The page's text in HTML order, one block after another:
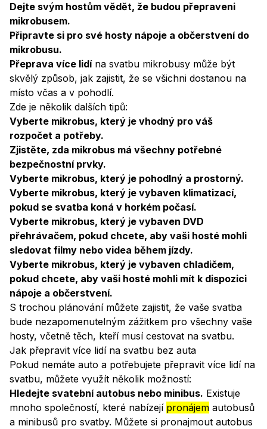
Dejte svým hostům vědět, že budou přepraveni
mikrobusem.
Připravte si pro své hosty nápoje a občerstvení do
mikrobusu.
Přeprava více lidína svatbu mikrobusy může být
skvělý způsob, jak zajistit, že se všichni dostanou na
místo včas a v pohodlí.
Zde je několik dalších tipů:
Vyberte mikrobus, který je vhodný pro váš
rozpočet a potřeby.
Zjistěte, zda mikrobus má všechny potřebné
bezpečnostní prvky.
Vyberte mikrobus, který je pohodlný a prostorný.
Vyberte mikrobus, který je vybaven klimatizací,
pokud se svatba koná v horkém počasí.
Vyberte mikrobus, který je vybaven DVD
přehrávačem, pokud chcete, aby vaši hosté mohli
sledovat filmy nebo videa během jízdy.
Vyberte mikrobus, který je vybaven chladičem,
pokud chcete, aby vaši hosté mohli mít k dispozici
nápoje a občerstvení.
S trochou plánování můžete zajistit, že vaše svatba
bude nezapomenutelným zážitkem pro všechny vaše
hosty, včetně těch, kteří musí cestovat na svatbu.
Jak přepravit více lidí na svatbu bez auta
Pokud nemáte auto a potřebujete přepravit více lidí na
svatbu, můžete využít několik možností:
Hledejte svatební autobus nebo minibus. Existuje
mnoho společností, které nabízejí pronájem autobusů
a minibusů pro svatby. Můžete si pronajmout autobus